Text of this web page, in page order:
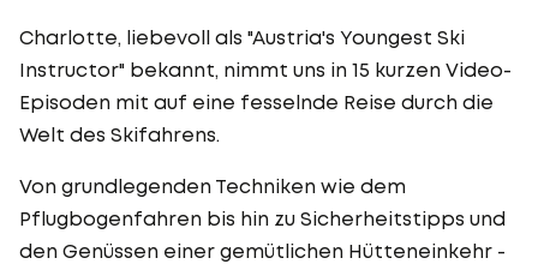
Charlotte, liebevoll als "Austria's Youngest Ski
Instructor" bekannt, nimmt uns in 15 kurzen Video-
Episoden mit auf eine fesselnde Reise durch die
Welt des Skifahrens.
Von grundlegenden Techniken wie dem
Pflugbogenfahren bis hin zu Sicherheitstipps und
den Genüssen einer gemütlichen Hütteneinkehr -